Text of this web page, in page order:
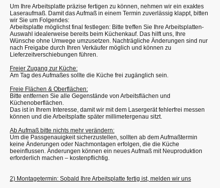
Um Ihre Arbeitsplatte präzise fertigen zu können, nehmen wir ein exaktes
Laseraufmaß. Damit das Aufmaß in einem Termin zuverlässig klappt, bitten
wir Sie um Folgendes:
Arbeitsplatte möglichst final festlegen: Bitte treffen Sie Ihre Arbeitsplatten-
Auswahl idealerweise bereits beim Küchenkauf. Das hilft uns, Ihre
Wünsche ohne Umwege umzusetzen. Nachträgliche Änderungen sind nur
nach Freigabe durch Ihren Verkäufer möglich und können zu
Lieferzeitverschiebungen führen.
Freier Zugang zur Küche:
Am Tag des Aufmaßes sollte die Küche frei zugänglich sein.
Freie Flächen & Oberflächen:
Bitte entfernen Sie alle Gegenstände von Arbeitsflächen und
Küchenoberflächen.
Das ist in Ihrem Interesse, damit wir mit dem Lasergerät fehlerfrei messen
können und die Arbeitsplatte später millimetergenau sitzt.
Ab Aufmaß bitte nichts mehr verändern:
Um die Passgenauigkeit sicherzustellen, sollten ab dem Aufmaßtermin
keine Änderungen oder Nachmontagen erfolgen, die die Küche
beeinflussen. Änderungen können ein neues Aufmaß mit Neuproduktion
erforderlich machen – kostenpflichtig.
2) Montagetermin: Sobald Ihre Arbeitsplatte fertig ist, melden wir uns